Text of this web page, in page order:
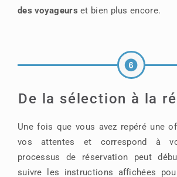
des voyageurs et bien plus encore.
De la sélection à la
Une fois que vous avez repéré une
vos attentes et correspond à
processus de réservation peut
suivre les instructions affichées